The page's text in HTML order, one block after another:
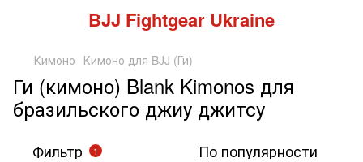
BJJ Fightgear Ukraine
Кимоно Кимоно для BJJ (Ги)
Ги (кимоно) Blank Kimonos для
бразильского джиу джитсу
Фильтр 1 По популярности